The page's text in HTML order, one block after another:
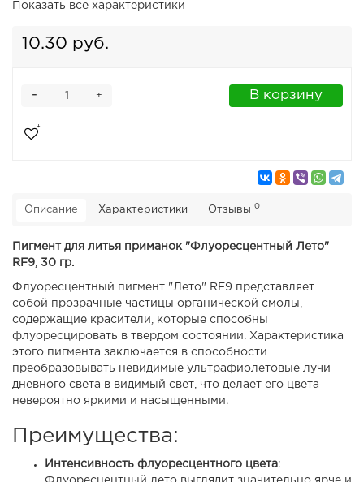
Показать все характеристики
10.30 руб.
+
- В корзину
Описание Характеристики Отзывы 0
Пигмент для литья приманок "Флуоресцентный Лето"
RF9, 30 гр.
Флуоресцентный пигмент "Лето" RF9 представляет
собой прозрачные частицы органической смолы,
содержащие красители, которые способны
флуоресцировать в твердом состоянии. Характеристика
этого пигмента заключается в способности
преобразовывать невидимые ультрафиолетовые лучи
дневного света в видимый свет, что делает его цвета
невероятно яркими и насыщенными.
Преимущества:
Интенсивность флуоресцентного цвета: